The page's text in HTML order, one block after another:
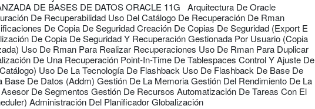
DE BASES DE DATOS ORACLE 11G Arquitectura De Oracle
De Recuperabilidad Uso Del Catálogo De Recuperación De Rman
De Copia De Seguridad Creación De Copias De Seguridad (Export E
De Copia De Seguridad Y Recuperación Gestionada Por Usuario (Copia
Uso De Rman Para Realizar Recuperaciones Uso De Rman Para Duplicar
De Una Recuperación Point-In-Time De Tablespaces Control Y Ajuste De
Uso De La Tecnología De Flashback Uso De Flashback De Base De
Base De Datos (Addm) Gestión De La Memoria Gestión Del Rendimiento De La
De Segmentos Gestión De Recursos Automatización De Tareas Con El
Administración Del Planificador Globalización